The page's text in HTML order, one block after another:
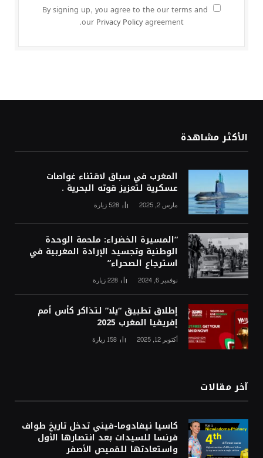
By signing up, you agree to the our terms and
our Privacy Policyagreement.
الأكثر مشاهدة
المغرب في سباق لاقتناء غواصات
عسكرية لتعزيز قوته البحرية .
مارس 2, 2025 528 زيارة
“المسيرة الخضراء: ملحمة الوحدة
الوطنية وتجسيد الإرادة المغربية في
استرجاع الصحراء”
نوفمبر 6, 2024 228زيارة
إطلاق تطبيق “يلا” لتذاكر كأس أمم
إفريقيا المغرب 2025
أكتوبر 12, 2025 158 زيارة
آخر مقالات
كاسيا نيفادوما-فيني تدخل تاريخ طواف
فرنسا للسيدات بعد انتصارها الأول
واستعادتها للقميص الأصفر